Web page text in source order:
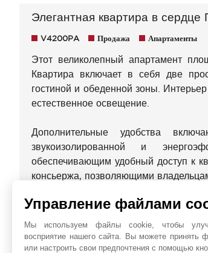
Элегантная квартира в сердце
V4200PA Продажа Апартаменты
Этот великолепный апартамент
Квартира включает в себя две
гостиной и обеденной зоны.
естественное освещение.
Дополнительные удобства
звукоизолированной и
обеспечивающим удобный доступ к
консьержа, позволяющими
Для удобства гостей и жителей
доступа. Это идеальный вариант
из самых живописных районов
Управление файлами
Мы используем файлы cookie, чтобы
восприятие нашего сайта. Вы можете принять
или настроить свои предпочтения с помощью